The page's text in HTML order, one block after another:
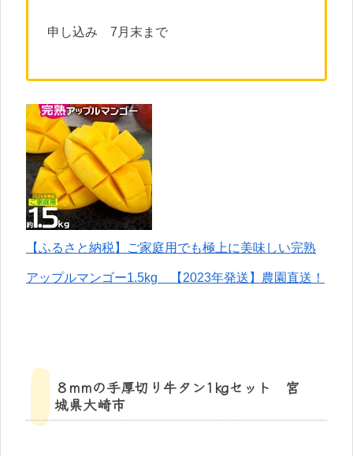
申し込み 7月末まで
【ふるさと納税】ご家庭用でも極上に美味しい完熟
アップルマンゴー1.5kg 【2023年発送】農園直送！
８mmの手厚切り牛タン1㎏セット 宮
城県大崎市